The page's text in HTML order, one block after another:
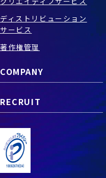
ディストリビューション
サービス
著作権管理
COMPANY
RECRUIT